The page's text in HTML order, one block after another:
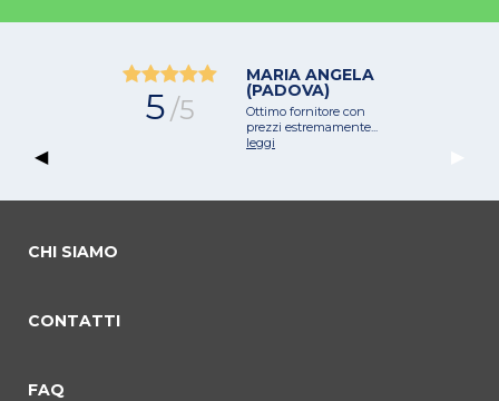
Previous Slide
◀︎
5/5
MARIA ANGELA
(PADOVA)
Ottimo fornitore con
prezzi estremamente...
leggi
CHI SIAMO
CONTATTI
FAQ